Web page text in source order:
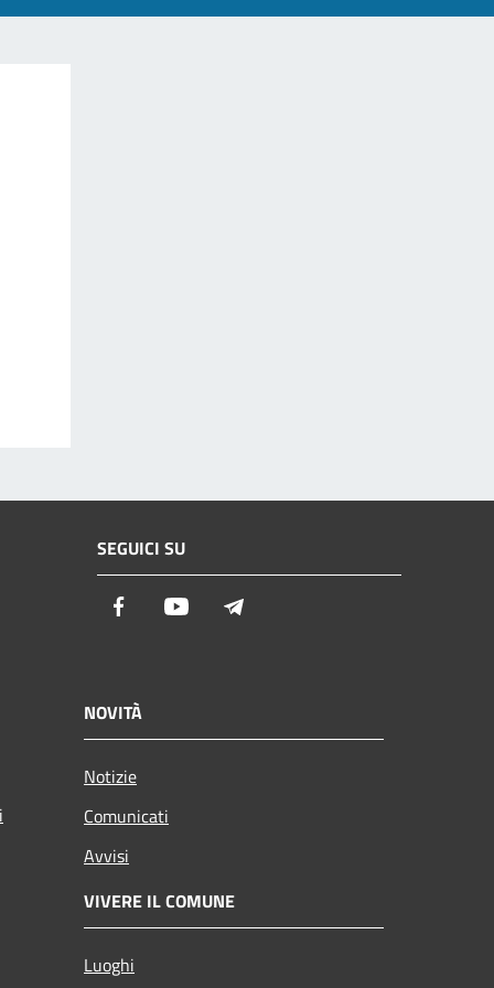
SEGUICI SU
Facebook Youtube
NOVITÀ
Notizie
Comunicati
Avvisi
VIVERE IL COMUNE
Luoghi